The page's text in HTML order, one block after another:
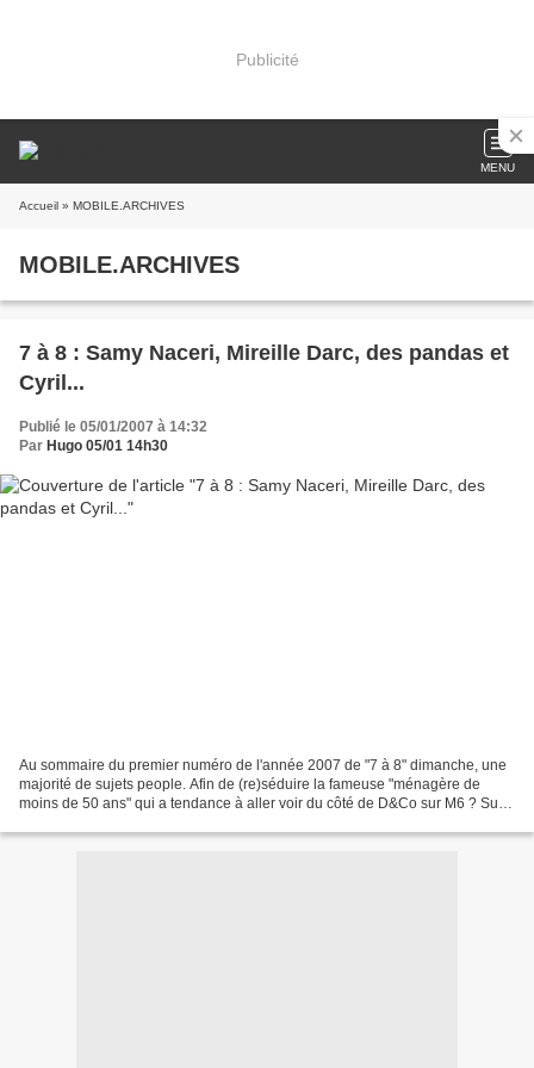
Publicité
MENU
Accueil » MOBILE.ARCHIVES
MOBILE.ARCHIVES
7 à 8 : Samy Naceri, Mireille Darc, des pandas et
Cyril...
Publié le 05/01/2007 à 14:32
Par Hugo 05/01 14h30
Au sommaire du premier numéro de l'année 2007 de "7 à 8" dimanche, une
majorité de sujets people. Afin de (re)séduire la fameuse "ménagère de
moins de 50 ans" qui a tendance à aller voir du côté de D&Co sur M6 ? Sur